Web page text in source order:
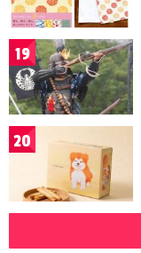
19
20